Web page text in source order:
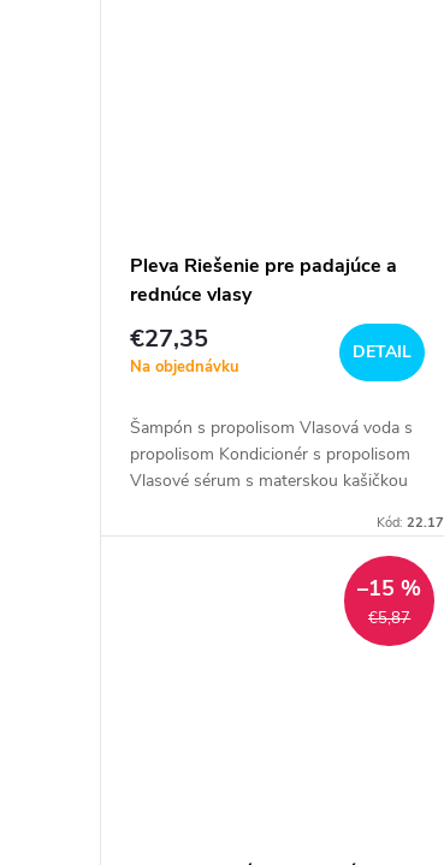
Pleva Riešenie pre padajúce a
rednúce vlasy
€27,35
Na objednávku
DETAIL
Šampón s propolisom Vlasová voda s
propolisom Kondicionér s propolisom
Vlasové sérum s materskou kašičkou
Kód:22.17
€5,87
–15 %